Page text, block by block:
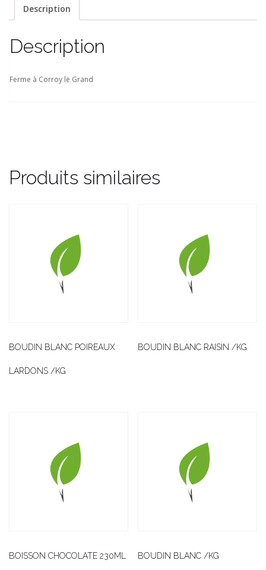
Description
Description
Ferme à Corroy le Grand
Produits similaires
BOUDIN BLANC POIREAUX
LARDONS /KG
BOUDIN BLANC RAISIN /KG
BOISSON CHOCOLATE 230ML BOUDIN BLANC /KG